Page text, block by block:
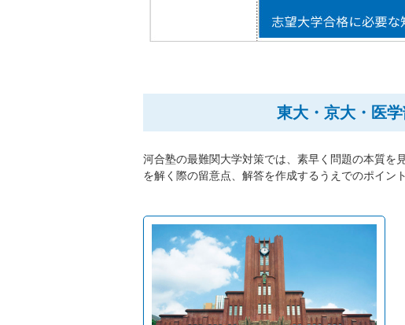
東大・京大・医
河合塾の最難関大学対策では、素早く問題の本質を
を解く際の留意点、解答を作成するうえでのポイン